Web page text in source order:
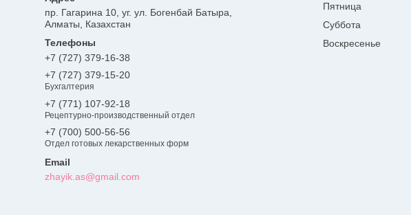
пр. Гагарина 10, уг. ул. Богенбай Батыра,
Алматы, Казахстан
+7 (727) 379-16-38
+7 (727) 379-15-20
Бухгалтерия
+7 (771) 107-92-18
Рецептурно-производственный отдел
+7 (700) 500-56-56
Отдел готовых лекарственных форм
zhayik.as@gmail.com
Пятница
Суббота
Воскресенье